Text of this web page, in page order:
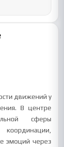
движений у
В центре
сферы
эмоций через